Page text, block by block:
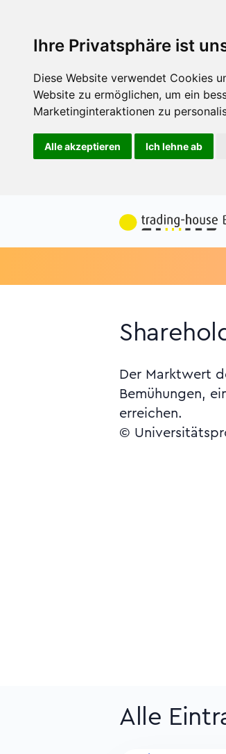
Ihre Privatsphäre ist
Diese Website verwendet Cookies
Website zu ermöglichen, um ein
Marketinginteraktionen zu
Alle akzeptieren Ich lehne ab
Der Marktwert
Bemühungen,
erreichen.
©
Alle